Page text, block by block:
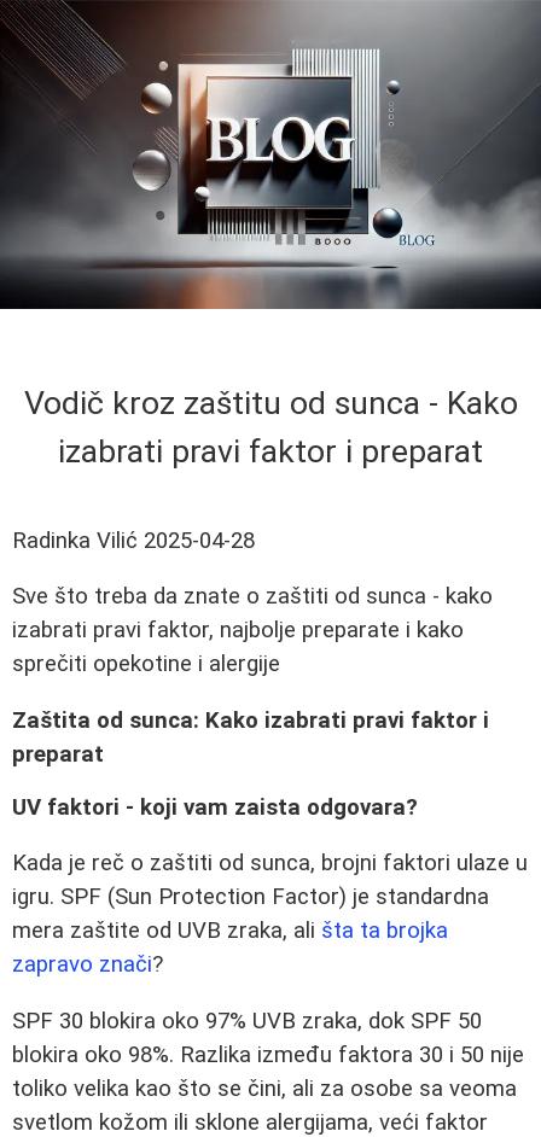
Vodič kroz zaštitu od sunca - Kako
izabrati pravi faktor i preparat
Radinka Vilić 2025-04-28
Sve što treba da znate o zaštiti od sunca - kako
izabrati pravi faktor, najbolje preparate i kako
sprečiti opekotine i alergije
Zaštita od sunca: Kako izabrati pravi faktor i
preparat
UV faktori - koji vam zaista odgovara?
Kada je reč o zaštiti od sunca, brojni faktori ulaze u
igru. SPF (Sun Protection Factor) je standardna
mera zaštite od UVB zraka, ali šta ta brojka
zapravo znači?
SPF 30 blokira oko 97% UVB zraka, dok SPF 50
blokira oko 98%. Razlika između faktora 30 i 50 nije
toliko velika kao što se čini, ali za osobe sa veoma
svetlom kožom ili sklone alergijama, veći faktor